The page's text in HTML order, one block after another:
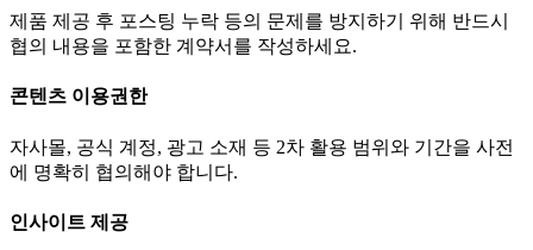
제품 제공 후 포스팅 누락 등의 문제를 방지하기 위해 반드시
협의 내용을 포함한 계약서를 작성하세요.
콘텐츠 이용권한
자사몰, 공식 계정, 광고 소재 등 2차 활용 범위와 기간을 사전
에 명확히 협의해야 합니다.
인사이트 제공